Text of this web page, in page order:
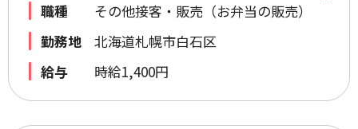
職種
その他接客・販売（お弁当の販売）
勤務地
北海道札幌市白石区
給与
時給1,400円